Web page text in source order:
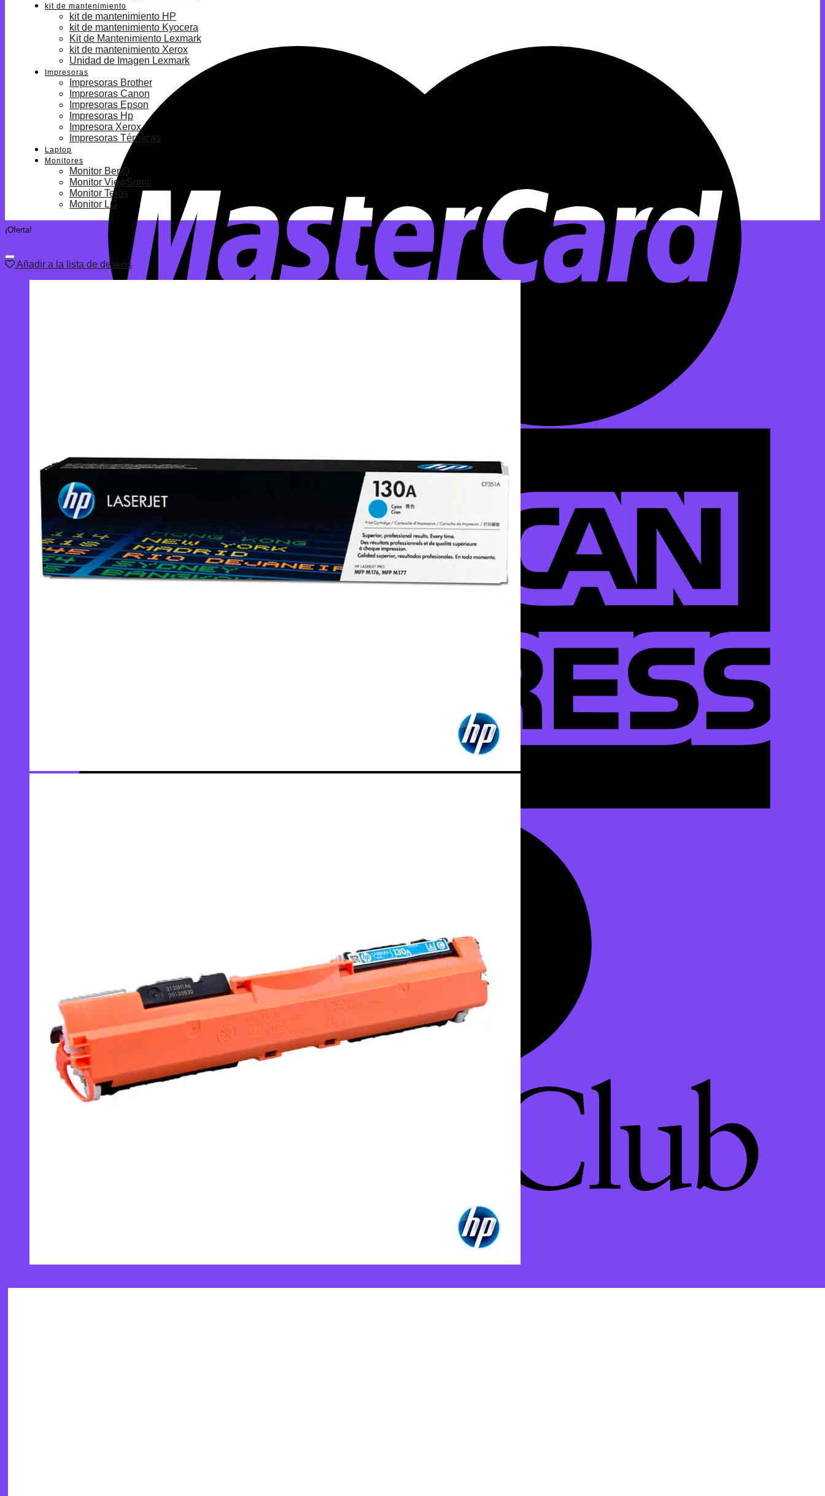
kit de mantenimiento
kit de mantenimiento HP
kit de mantenimiento Kyocera
Kit de Mantenimiento Lexmark
kit de mantenimiento Xerox
Unidad de Imagen Lexmark
Impresoras
Impresoras Brother
Impresoras Canon
Impresoras Epson
Impresoras Hp
Impresora Xerox
Impresoras Térmicas
Laptop
Monitores
Monitor BenQ
Monitor ViewSonic
Monitor Teros
Monitor LG
¡Oferta!
Añadir a la lista de deseos